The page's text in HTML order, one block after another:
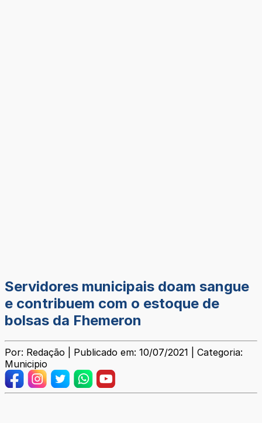
Servidores municipais doam sangue
e contribuem com o estoque de
bolsas da Fhemeron
Por: Redação | Publicado em: 10/07/2021 | Categoria:
Municipio